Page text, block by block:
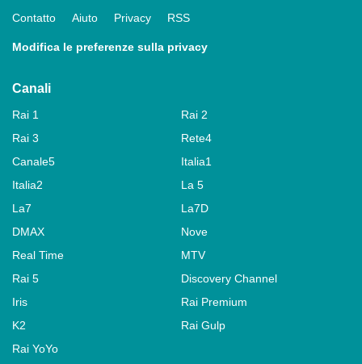
Contatto Aiuto Privacy RSS
Modifica le preferenze sulla privacy
Canali
Rai 1
Rai 2
Rai 3
Rete4
Canale5
Italia1
Italia2
La 5
La7
La7D
DMAX
Nove
Real Time
MTV
Rai 5
Discovery Channel
Iris
Rai Premium
K2
Rai Gulp
Rai YoYo